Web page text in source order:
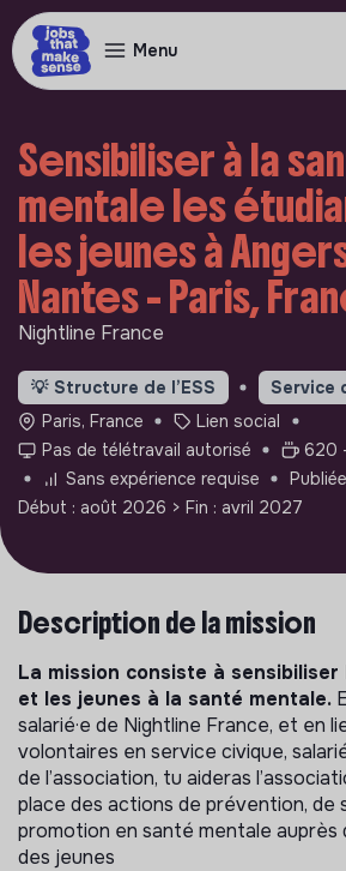
Menu
Sensibiliser à la
mentale les
les jeunes à
Nantes - Paris,
Nightline France
💡 Structure de l’ESS
Service
Paris, France
Lien social
Pas de télétravail autorisé
620
Sans expérience requise
Début : août 2026 > Fin : avril 2027
Description de la mission
La mission consiste à sensibiliser
et les jeunes à la santé mentale.
salarié·e de Nightline France, et en
volontaires en service civique,
de l’association, tu aideras
place des actions de prévention, de
promotion en santé mentale auprès
des jeunes